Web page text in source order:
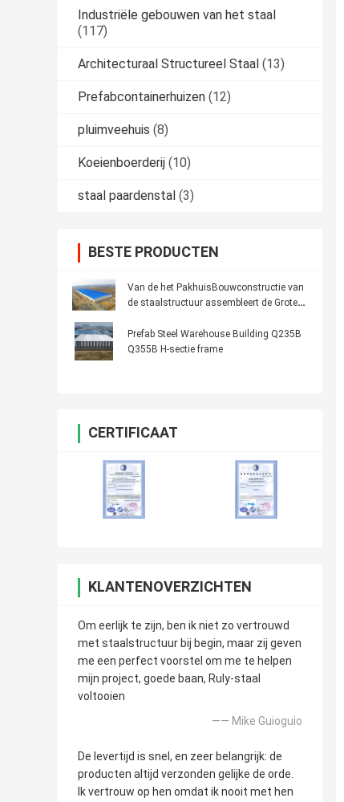
Industriële gebouwen van het staal
(117)
Architecturaal Structureel Staal (13)
Prefabcontainerhuizen (12)
pluimveehuis (8)
Koeienboerderij (10)
staal paardenstal (3)
BESTE PRODUCTEN
Van de het PakhuisBouwconstructie van
de staalstructuur assembleert de Grote
Prefab Steel Warehouse Building Q235B
Q355B H-sectie frame
CERTIFICAAT
KLANTENOVERZICHTEN
Om eerlijk te zijn, ben ik niet zo vertrouwd
met staalstructuur bij begin, maar zij geven
me een perfect voorstel om me te helpen
mijn project, goede baan, Ruly-staal
voltooien
—— Mike Guioguio
De levertijd is snel, en zeer belangrijk: de
producten altijd verzonden gelijke de orde.
Ik vertrouw op hen omdat ik nooit met hen